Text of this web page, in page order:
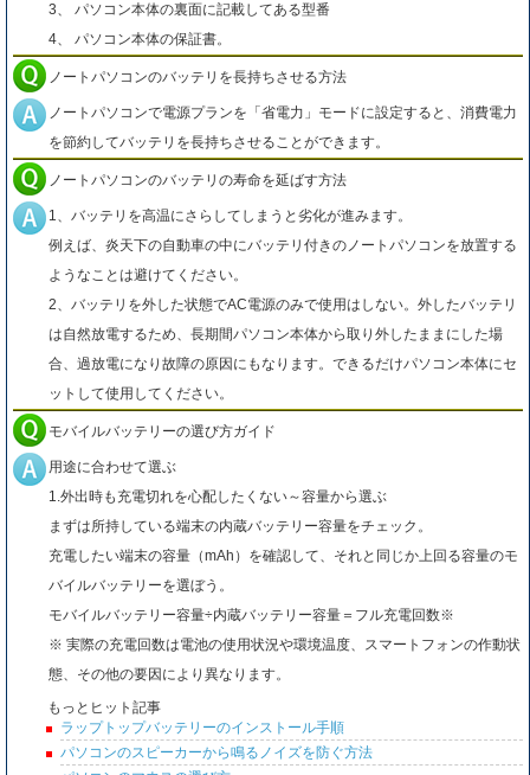
3、 パソコン本体の裏面に記載してある型番
4、 パソコン本体の保証書。
ノートパソコンのバッテリを長持ちさせる方法
ノートパソコンで電源プランを「省電力」モードに設定すると、消費電力
を節約してバッテリを長持ちさせることができます。
ノートパソコンのバッテリの寿命を延ばす方法
1、バッテリを高温にさらしてしまうと劣化が進みます。
例えば、炎天下の自動車の中にバッテリ付きのノートパソコンを放置する
ようなことは避けてください。
2、バッテリを外した状態でAC電源のみで使用はしない。外したバッテリ
は自然放電するため、長期間パソコン本体から取り外したままにした場
合、過放電になり故障の原因にもなります。できるだけパソコン本体にセ
ットして使用してください。
モバイルバッテリーの選び方ガイド
用途に合わせて選ぶ
1.外出時も充電切れを心配したくない～容量から選ぶ
まずは所持している端末の内蔵バッテリー容量をチェック。
充電したい端末の容量（mAh）を確認して、それと同じか上回る容量のモ
バイルバッテリーを選ぼう。
モバイルバッテリー容量÷内蔵バッテリー容量＝フル充電回数※
※ 実際の充電回数は電池の使用状況や環境温度、スマートフォンの作動状
態、その他の要因により異なります。
もっとヒット記事
ラップトップバッテリーのインストール手順
パソコンのスピーカーから鳴るノイズを防ぐ方法